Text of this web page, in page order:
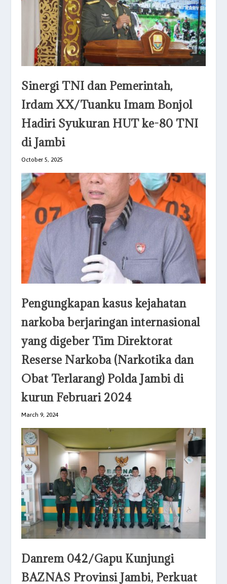
Sinergi TNI dan Pemerintah,
Irdam XX/Tuanku Imam Bonjol
Hadiri Syukuran HUT ke-80 TNI
di Jambi
October 5, 2025
Pengungkapan kasus kejahatan
narkoba berjaringan internasional
yang digeber Tim Direktorat
Reserse Narkoba (Narkotika dan
Obat Terlarang) Polda Jambi di
kurun Februari 2024
March 9, 2024
Danrem 042/Gapu Kunjungi
BAZNAS Provinsi Jambi, Perkuat